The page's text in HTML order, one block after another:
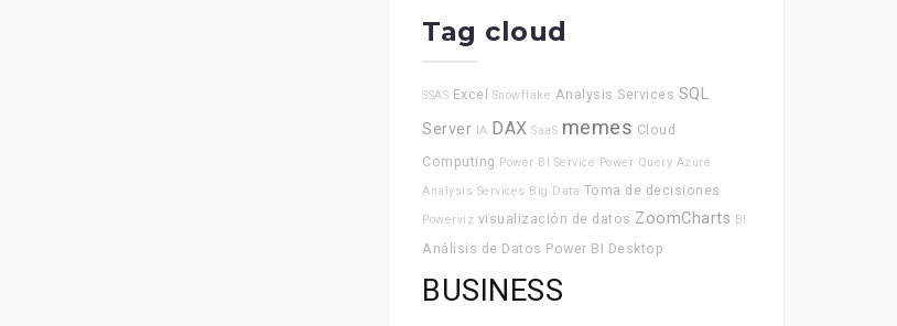
Tag cloud
SSAS Excel Snowflake Analysis Services SQL
Server IA DAX SaaS memes Cloud
Computing Power BI Service Power Query Azure
Analysis Services Big Data Toma de decisiones
Powerviz visualización de datos ZoomCharts BI
Análisis de Datos Power BI Desktop
BUSINESS